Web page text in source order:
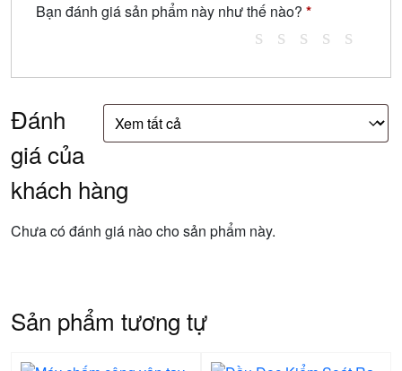
Bạn đánh giá sản phẩm này như thế nào? *
Đánh
giá của
khách hàng
Chưa có đánh giá nào cho sản phẩm này.
Sản phẩm tương tự